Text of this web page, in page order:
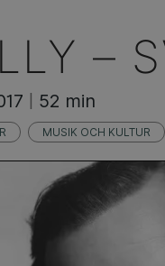
–
52 min
MUSIK OCH KULTUR